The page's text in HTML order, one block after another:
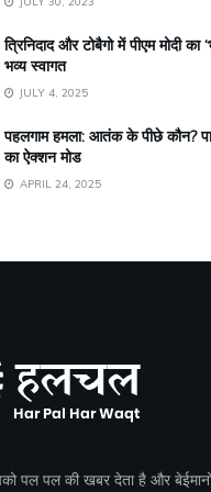
त्रिनिदाद और टोबैगो में पीएम मोदी
भव्य स्वागत
JULY 4, 2025
पहलगाम हमला: आतंक के पीछे कौन?
का ऐक्शन मोड
APRIL 24, 2025
पल पल की खबर देता है और